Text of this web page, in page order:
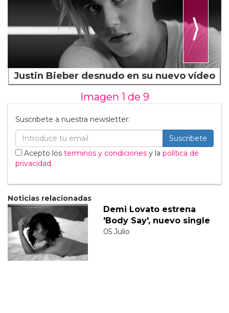
⟩
Justin Bieber desnudo en su nuevo vídeo
Imagen 1 de 9
Suscribete a nuestra newsletter:
Suscribete
Acepto los terminos y condiciones y la política de
privacidad.
Noticias relacionadas
Demi Lovato estrena
'Body Say', nuevo single
05 Julio